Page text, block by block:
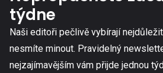
týdne
Naši editoři pečlivě vybírají
nesmíte minout. Pravidelný
nejzajímavějším vám přijde jednou